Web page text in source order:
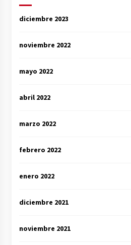
diciembre 2023
noviembre 2022
mayo 2022
abril 2022
marzo 2022
febrero 2022
enero 2022
diciembre 2021
noviembre 2021